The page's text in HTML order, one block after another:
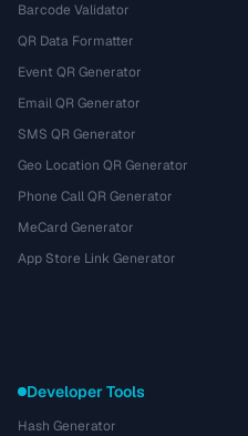
Barcode Validator
QR Data Formatter
Event QR Generator
Email QR Generator
SMS QR Generator
Geo Location QR Generator
Phone Call QR Generator
MeCard Generator
App Store Link Generator
Developer Tools
Hash Generator